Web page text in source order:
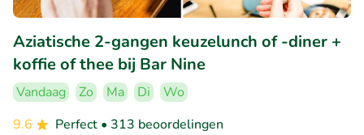
Aziatische 2-gangen keuzelunch of -diner +
koffie of thee bij Bar Nine
Vandaag Zo Ma Di
Wo
9.6
Perfect • 313 beoordelingen